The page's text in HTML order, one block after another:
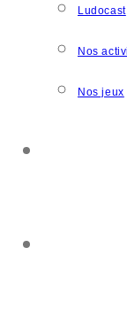
Ludocast
Nos
Nos jeux